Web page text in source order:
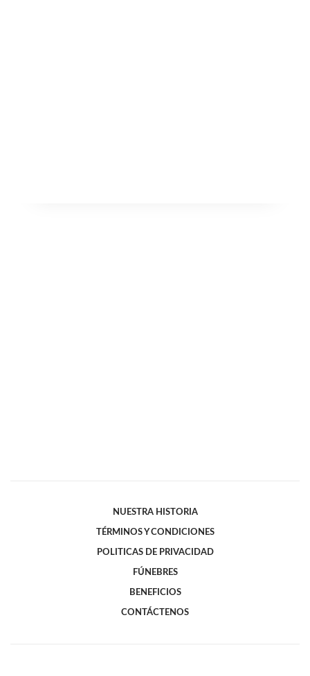
NUESTRA HISTORIA
TÉRMINOS Y CONDICIONES
POLITICAS DE PRIVACIDAD
FÚNEBRES
BENEFICIOS
CONTÁCTENOS